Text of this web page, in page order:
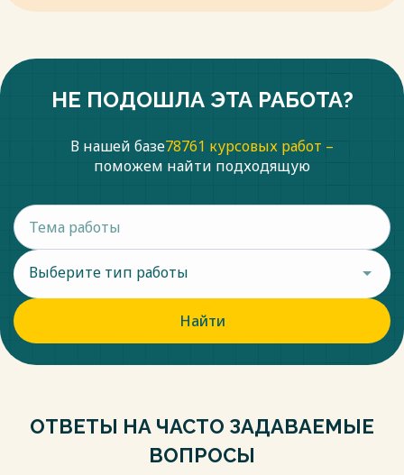
НЕ ПОДОШЛА ЭТА РАБОТА?
В нашей базе78761 курсовых работ –
поможем найти подходящую
Выберите тип работы
Найти
ОТВЕТЫ НА ЧАСТО ЗАДАВАЕМЫЕ
ВОПРОСЫ